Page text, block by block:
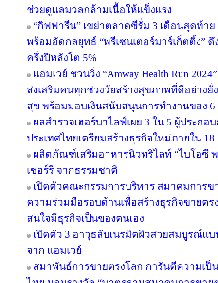
ช่วยดูแลมวลกล้ามเนื้อให้แข็งแรง
“กิฟฟารีน” เขย่าตลาดซีรั่ม 3 เดือนสุดท้า
พร้อมอัดกลยุทธ์ “พรีเซนเตอร์มาร์เก็ตติ้ง”
ครึ่งปีหลังโต 5%
แอมเวย์ ชวนวิ่ง “Amway Health Run
ส่งเสริมคนทุกช่วงวัยสร้างสุขภาพที่ดีอย่าง
สุข พร้อมมอบเงินสนับสนุนการทำงานของ
ผลสำรวจเฮอร์บาไลฟ์เผย 3 ใน 5 ผู้ประกอ
ประเทศไทยเตรียมสร้างธุรกิจใหม่ภายใน 18
ผลิตภัณฑ์เสริมอาหารนิวทริไลท์ “ไบโอซี
เชอร์รี จากธรรมชาติ
เปิดตัวคณะกรรมการบริหาร สมาคมการ
ความร่วมมือรอบด้านเพื่อสร้างธุรกิจขายตร
สนใจมีธุรกิจเป็นของตนเอง
เปิดตัว 3 อาวุธลับเนรมิตผิวสวยสมบูรณ์แบ
จาก แอมเวย์
สมาพันธ์การขายตรงโลก การันตีความเป็